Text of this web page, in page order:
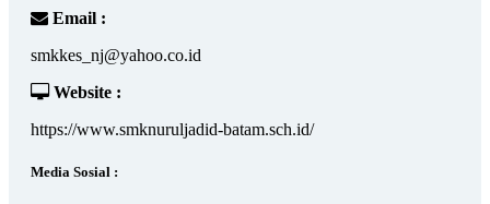
Email :
smkkes_nj@yahoo.co.id
Website :
https://www.smknuruljadid-batam.sch.id/
Media Sosial :